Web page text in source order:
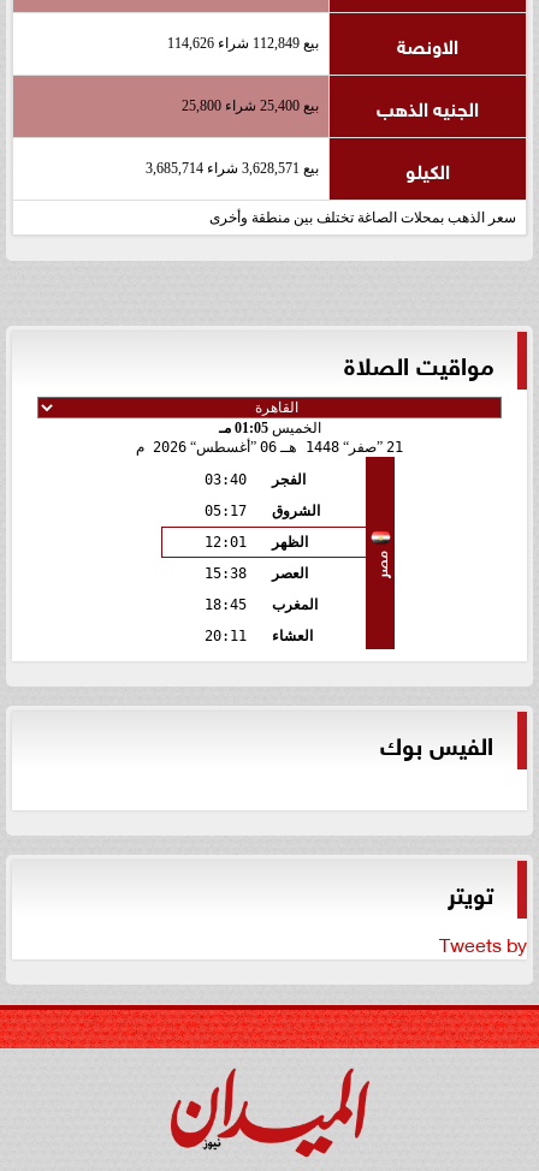
الاونصة بيع 112,849 شراء 114,626
الجنيه الذهب بيع 25,400 شراء 25,800
الكيلو بيع 3,628,571 شراء 3,685,714
سعر الذهب بمحلات الصاغة تختلف بين منطقة وأخرى
مواقيت الصلاة
الخميس01:05 مـ
21 صفر 1448 هـ 06 أغسطس 2026 م
مصر
الفجر
03:40
الشروق
05:17
الظهر
12:01
العصر
15:38
المغرب
18:45
العشاء
20:11
الفيس بوك
تويتر
Tweets by